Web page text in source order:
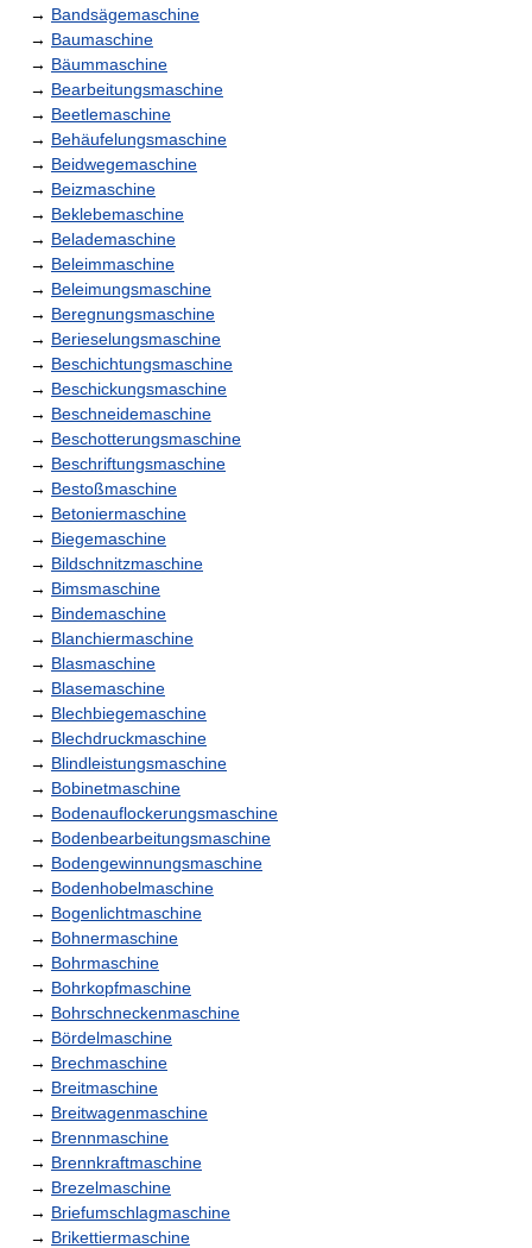
→ Bandsägemaschine
→ Baumaschine
→ Bäummaschine
→ Bearbeitungsmaschine
→ Beetlemaschine
→ Behäufelungsmaschine
→ Beidwegemaschine
→ Beizmaschine
→ Beklebemaschine
→ Belademaschine
→ Beleimmaschine
→ Beleimungsmaschine
→ Beregnungsmaschine
→ Berieselungsmaschine
→ Beschichtungsmaschine
→ Beschickungsmaschine
→ Beschneidemaschine
→ Beschotterungsmaschine
→ Beschriftungsmaschine
→ Bestoßmaschine
→ Betoniermaschine
→ Biegemaschine
→ Bildschnitzmaschine
→ Bimsmaschine
→ Bindemaschine
→ Blanchiermaschine
→ Blasmaschine
→ Blasemaschine
→ Blechbiegemaschine
→ Blechdruckmaschine
→ Blindleistungsmaschine
→ Bobinetmaschine
→ Bodenauflockerungsmaschine
→ Bodenbearbeitungsmaschine
→ Bodengewinnungsmaschine
→ Bodenhobelmaschine
→ Bogenlichtmaschine
→ Bohnermaschine
→ Bohrmaschine
→ Bohrkopfmaschine
→ Bohrschneckenmaschine
→ Bördelmaschine
→ Brechmaschine
→ Breitmaschine
→ Breitwagenmaschine
→ Brennmaschine
→ Brennkraftmaschine
→ Brezelmaschine
→ Briefumschlagmaschine
→ Brikettiermaschine